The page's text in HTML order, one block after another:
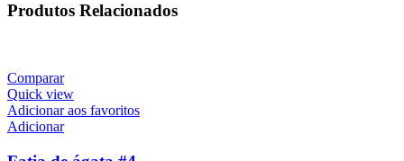
Produtos Relacionados
Comparar
Quick view
Adicionar aos favoritos
Adicionar